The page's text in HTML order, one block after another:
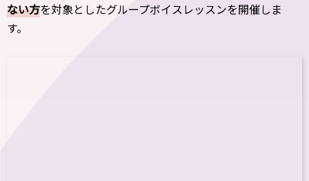
ない方を対象としたグループボイスレッスンを開催しま
す。